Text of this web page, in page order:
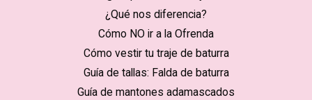
¿Qué nos diferencia?
Cómo NO ir a la Ofrenda
Cómo vestir tu traje de baturra
Guía de tallas: Falda de baturra
Guía de mantones adamascados